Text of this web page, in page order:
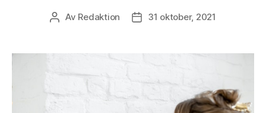
Inläggsförfattare
Av Redaktion Inläggsdatum
31 oktober, 2021